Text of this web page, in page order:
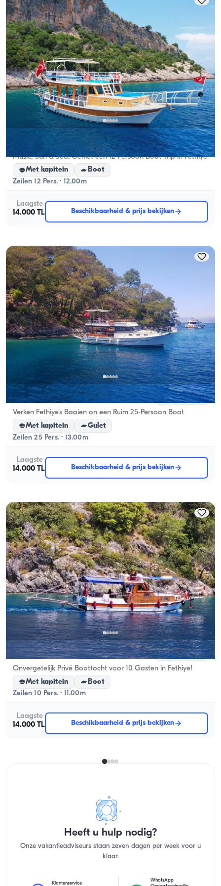
Nieuwe boot
Music, Sun & Sea: Geniet een 12-Persoon Boat Trip in Fethiye
Met kapitein
Boot
Zeilen 12 Pers. · 12.00m
Laagste
14.000 TL
Beschikbaarheid & prijs bekijken
Fethiye, Muğla Nieuwe boot
Verken Fethiye’s Baaien on een Ruim 25-Persoon Boat
Met kapitein
Gulet
Zeilen 25 Pers. · 13.00m
Laagste
14.000 TL
Beschikbaarheid & prijs bekijken
Fethiye, Muğla Nieuwe boot
Onvergetelijk Privé Boottocht voor 10 Gasten in Fethiye!
Met kapitein
Boot
Zeilen 10 Pers. · 11.00m
Laagste
14.000 TL
Beschikbaarheid & prijs bekijken
Heeft u hulp nodig?
Onze vakantieadviseurs staan zeven dagen per week voor u
klaar.
Klantenservice
WhatsApp